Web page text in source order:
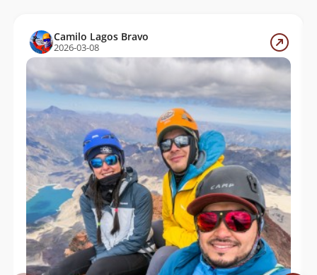
Camilo Lagos Bravo
2026-03-08